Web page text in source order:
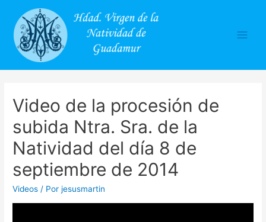
Video de la procesión de
subida Ntra. Sra. de la
Natividad del día 8 de
septiembre de 2014
Videos / Porjesusmartin